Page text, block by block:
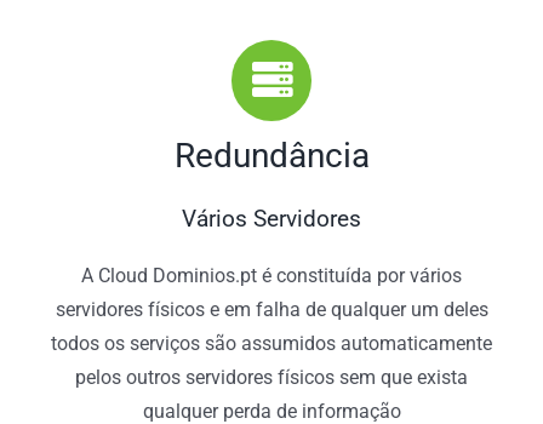
Redundância
Vários Servidores
A Cloud Dominios.pt é constituída por vários
servidores físicos e em falha de qualquer um deles
todos os serviços são assumidos automaticamente
pelos outros servidores físicos sem que exista
qualquer perda de informação